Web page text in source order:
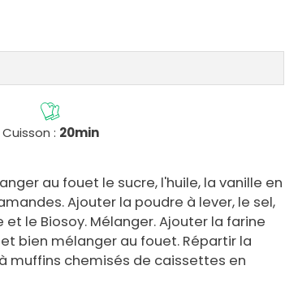
Cuisson : 20min
au fouet le sucre, l'huile, la vanille en
Ajouter la poudre à lever, le sel,
et le Biosoy. Mélanger. Ajouter la farine
bien mélanger au fouet. Répartir la
muffins chemisés de caissettes en